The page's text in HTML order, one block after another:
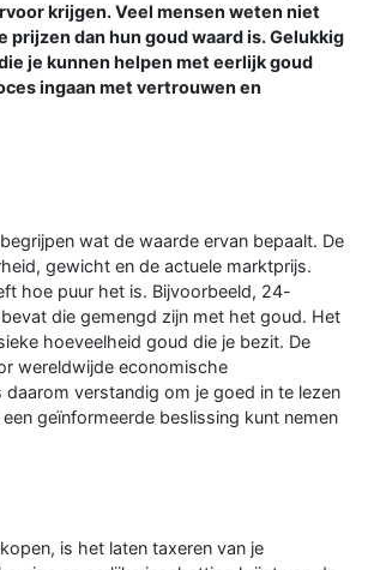
krijgen. Veel mensen weten niet
dan hun goud waard is. Gelukkig
je kunnen helpen met eerlijk goud
ingaan met vertrouwen en
wat de waarde ervan bepaalt. De
gewicht en de actuele marktprijs.
hoe puur het is. Bijvoorbeeld, 24-
die gemengd zijn met het goud. Het
hoeveelheid goud die je bezit. De
wereldwijde economische
verstandig om je goed in te lezen
geïnformeerde beslissing kunt nemen
is het laten taxeren van je